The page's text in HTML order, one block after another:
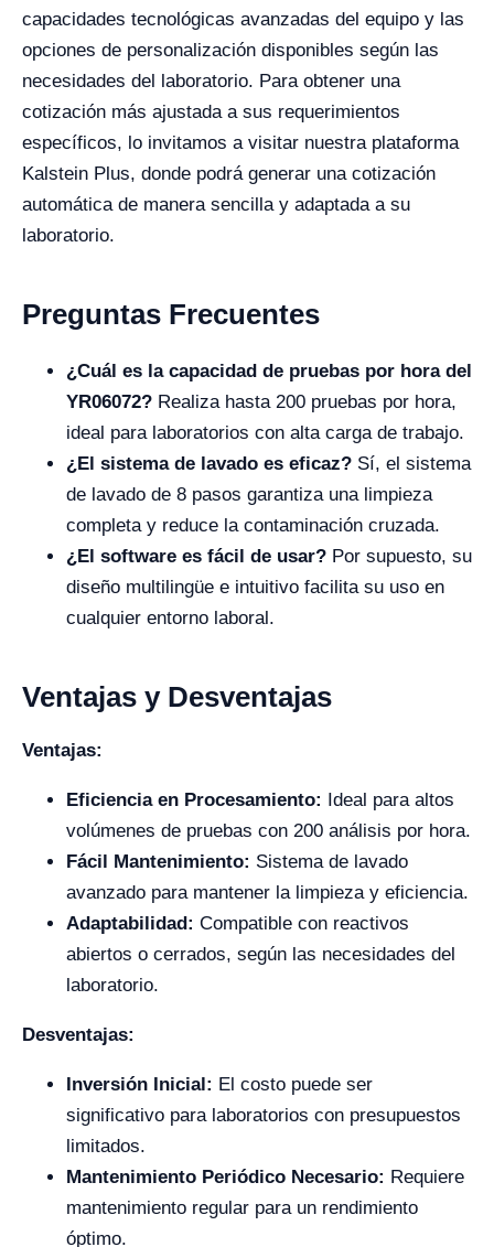
capacidades tecnológicas avanzadas del equipo y las
opciones de personalización disponibles según las
necesidades del laboratorio. Para obtener una
cotización más ajustada a sus requerimientos
específicos, lo invitamos a visitar nuestra plataforma
Kalstein Plus, donde podrá generar una cotización
automática de manera sencilla y adaptada a su
laboratorio.
Preguntas Frecuentes
¿Cuál es la capacidad de pruebas por hora del
YR06072? Realiza hasta 200 pruebas por hora,
ideal para laboratorios con alta carga de trabajo.
¿El sistema de lavado es eficaz? Sí, el sistema
de lavado de 8 pasos garantiza una limpieza
completa y reduce la contaminación cruzada.
¿El software es fácil de usar? Por supuesto, su
diseño multilingüe e intuitivo facilita su uso en
cualquier entorno laboral.
Ventajas y Desventajas
Ventajas:
Eficiencia en Procesamiento: Ideal para altos
volúmenes de pruebas con 200 análisis por hora.
Fácil Mantenimiento: Sistema de lavado
avanzado para mantener la limpieza y eficiencia.
Adaptabilidad: Compatible con reactivos
abiertos o cerrados, según las necesidades del
laboratorio.
Desventajas:
Inversión Inicial: El costo puede ser
significativo para laboratorios con presupuestos
limitados.
Mantenimiento Periódico Necesario: Requiere
mantenimiento regular para un rendimiento
óptimo.